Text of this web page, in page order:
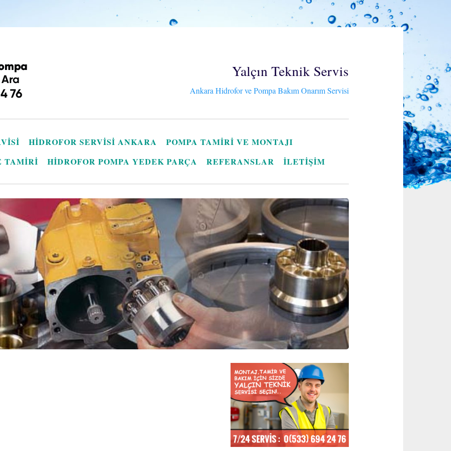
Yalçın Teknik Servis
Ankara Hidrofor ve Pompa Bakım Onarım Servisi
HIDROFOR SERVISI ANKARA
POMPA TAMIRI VE MONTAJI
TAMIRI
HIDROFOR POMPA YEDEK PARÇA REFERANSLAR İLETİŞİM